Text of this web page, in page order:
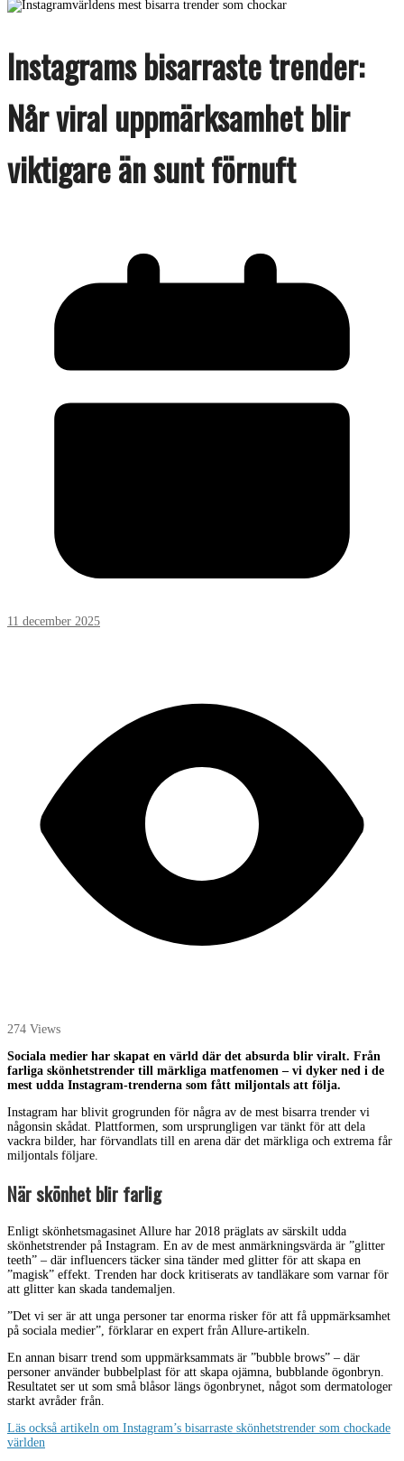
Instagrams bisarraste trender:
Når viral uppmärksamhet blir
viktigare än sunt förnuft
11 december 2025
274 Views
Sociala medier har skapat en värld där det absurda blir viralt. Från
farliga skönhetstrender till märkliga matfenomen – vi dyker ned i de
mest udda Instagram-trenderna som fått miljontals att följa.
Instagram har blivit grogrunden för några av de mest bisarra trender vi
någonsin skådat. Plattformen, som ursprungligen var tänkt för att dela
vackra bilder, har förvandlats till en arena där det märkliga och extrema får
miljontals följare.
När skönhet blir farlig
Enligt skönhetsmagasinet Allure har 2018 präglats av särskilt udda
skönhetstrender på Instagram. En av de mest anmärkningsvärda är ”glitter
teeth” – där influencers täcker sina tänder med glitter för att skapa en
”magisk” effekt. Trenden har dock kritiserats av tandläkare som varnar för
att glitter kan skada tandemaljen.
”Det vi ser är att unga personer tar enorma risker för att få uppmärksamhet
på sociala medier”, förklarar en expert från Allure-artikeln.
En annan bisarr trend som uppmärksammats är ”bubble brows” – där
personer använder bubbelplast för att skapa ojämna, bubblande ögonbryn.
Resultatet ser ut som små blåsor längs ögonbrynet, något som dermatologer
starkt avråder från.
Läs också artikeln om Instagram’s bisarraste skönhetstrender som chockade
världen